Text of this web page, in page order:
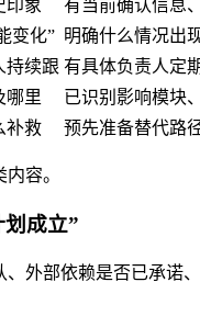
印象
有当前确认信息
变化” 明确什么情况出
持续跟 有具体负责人定
哪里
已识别影响模块
补救 预先准备替代路
容。
成立”
外部依赖是否已承诺